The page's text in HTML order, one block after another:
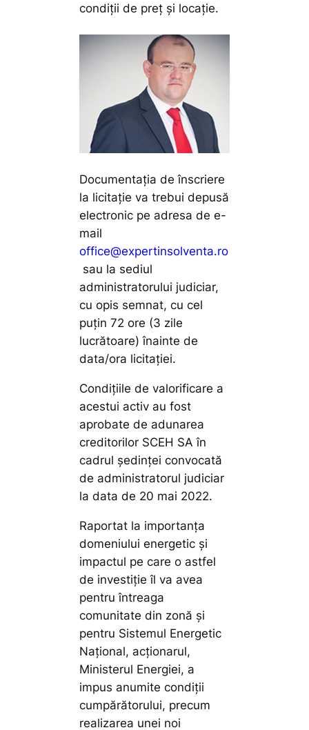
condiții de preț și locație.
Documentația de înscriere
la licitaţie va trebui depusă
electronic pe adresa de e-
mail
office@expertinsolventa.ro
sau la sediul
administratorului judiciar,
cu opis semnat, cu cel
puţin 72 ore (3 zile
lucrătoare) înainte de
data/ora licitaţiei.
Condițiile de valorificare a
acestui activ au fost
aprobate de adunarea
creditorilor SCEH SA în
cadrul ședinței convocată
de administratorul judiciar
la data de 20 mai 2022.
Raportat la importanţa
domeniului energetic şi
impactul pe care o astfel
de investiţie îl va avea
pentru întreaga
comunitate din zonă şi
pentru Sistemul Energetic
Naţional, acționarul,
Ministerul Energiei, a
impus anumite condiții
cumpărătorului, precum
realizarea unei noi